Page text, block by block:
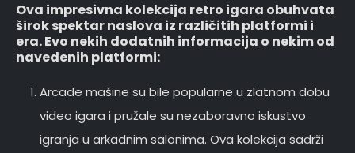
Ova impresivna kolekcija retro igara obuhvata
širok spektar naslova iz različitih platformi i
era. Evo nekih dodatnih informacija o nekim od
navedenih platformi:
Arcade mašine su bile popularne u zlatnom dobu
video igara i pružale su nezaboravno iskustvo
igranja u arkadnim salonima. Ova kolekcija sadrži